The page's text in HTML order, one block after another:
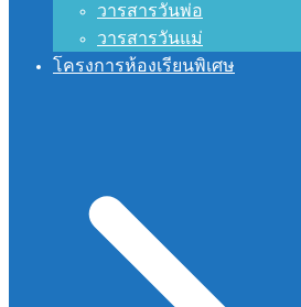
วารสารวันพ่อ
วารสารวันแม่
โครงการห้องเรียนพิเศษ